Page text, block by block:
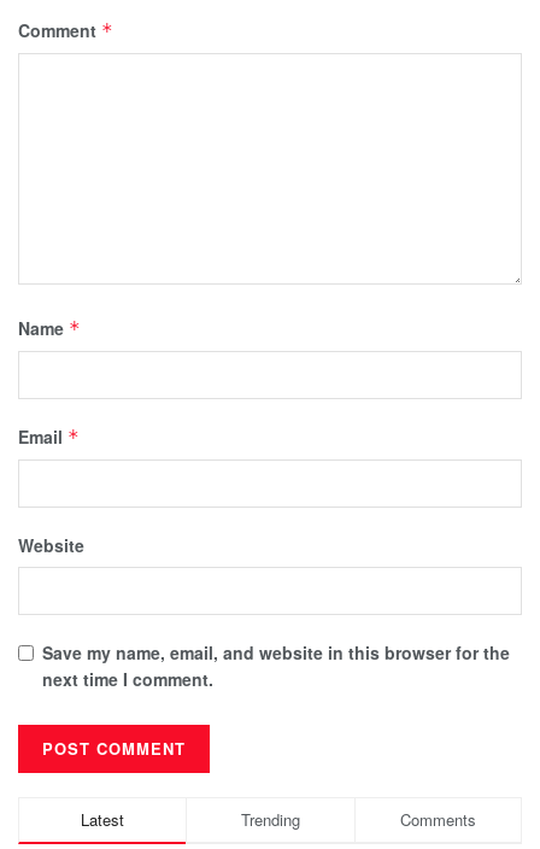
Comment *
Name *
Email *
Website
Save my name, email, and website in this browser for the
next time I comment.
Latest Trending Comments